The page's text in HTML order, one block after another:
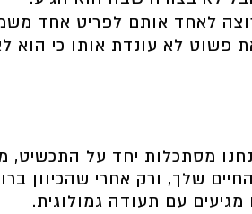
לאחד אותם לפריט אחד
לא עונדת אותו כי הוא
מסתכלות יחד על
החיים שלך, ורק אחרי
עם תעודה גמולוגית.